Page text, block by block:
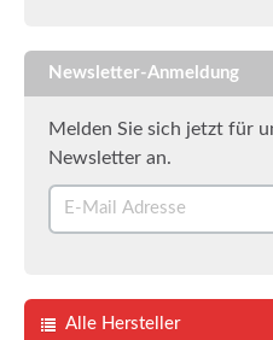
Newsletter-Anmeldung
Melden Sie sich jetzt für
Newsletter an.
Alle Hersteller